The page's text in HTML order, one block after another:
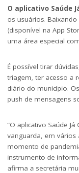
O aplicativo Saúde
os usuários.
(disponível na App
uma área especial
É possível tirar
triagem, ter acesso a
diário do município.
push de mensagens
“O aplicativo Saúde
vanguarda, em vários
momento de
instrumento de
afirma a secretária